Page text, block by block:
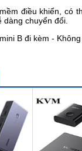
điều khiển, có
chuyển đổi.
B đi kèm -